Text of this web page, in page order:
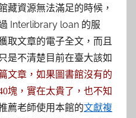
藏資源無法滿足的時候，
Interlibrary loan 的服
取文章的電子全文，而且
是不清楚目前在臺大該如
文章，如果圖書館沒有的
塊，實在太貴了，也不知
薦老師使用本館的文獻複